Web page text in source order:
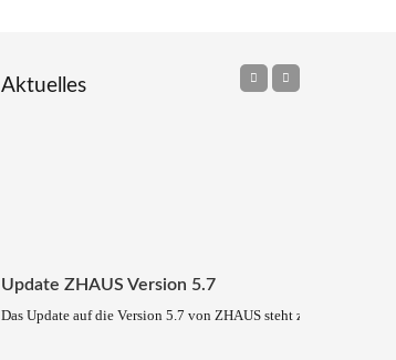
Aktuelles
Update ZHAUS Version 5.7
Das Update auf die Version 5.7 von ZHAUS steht zum